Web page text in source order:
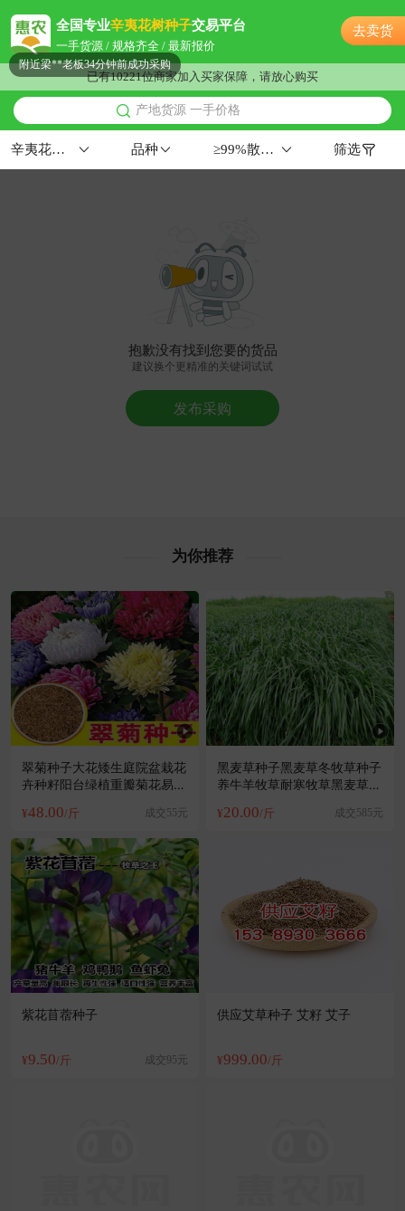
全国专业辛夷花树种子交易平台
一手货源 / 规格齐全 / 最新报价
去卖货
已有10221位商家加入买家保障，请放心购买
产地货源 一手价格
枣庄市曹**老板2分钟前看了商品
枣庄市孙**老板1小时前获取了报价
附近梁**老板34分钟前成功采购
枣庄市文**老板22小时前成功采购
附近朱**老板53分钟前询价供应商
枣庄市蒋**老板20小时前成功采购
附近孟**老板57分钟前成功采购
枣庄市汤**老板19小时前询价供应商
枣庄市邓**老板41分钟前询价供应商
枣庄市冯**老板28分钟前获取了报价
附近高**老板14小时前成功采购
枣庄市洪**老板16小时前询价供应商
枣庄市蔡**老板1分钟前询价供应商
辛夷花树种子 品种 ≥99%散装≤10%≥97% 筛选
抱歉没有找到您要的货品
建议换个更精准的关键词试试
发布采购
为你推荐
翠菊种子大花矮生庭院盆栽花
卉种籽阳台绿植重瓣菊花易活
¥48.00/斤 成交55元
黑麦草种子黑麦草冬牧草种子
养牛羊牧草耐寒牧草黑麦草四
¥20.00/斤 成交585元
紫花苜蓿种子
¥9.50/斤 成交95元
供应艾草种子 艾籽 艾子
¥999.00/斤